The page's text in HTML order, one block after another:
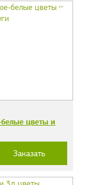
цветы и
Заказать